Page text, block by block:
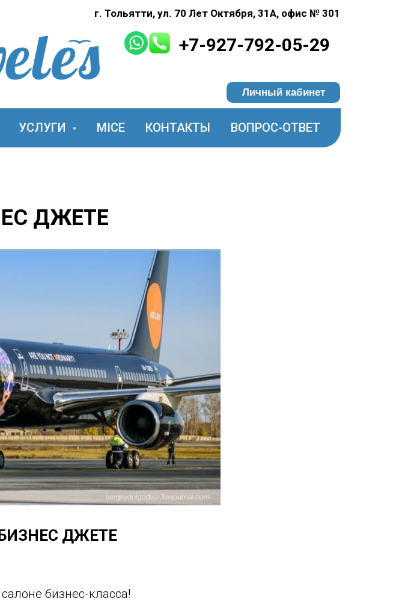
г. Тольятти, ул. 70 Лет Октября, 31А, офис № 301
Личный кабинет
+7-927-792-05-29
УСЛУГИ MICE КОНТАКТЫ ВОПРОС-ОТВЕТ
ДЖЕТЕ
ДЖЕТЕ
бизнес-класса!